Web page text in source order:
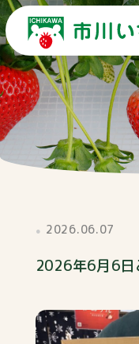
2026.06.07
2026年6月6